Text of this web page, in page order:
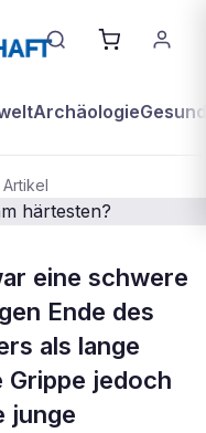
Archäologie
Artikel
Grippe am
eine schwere
Ende des
als lange
Grippe jedoch
junge